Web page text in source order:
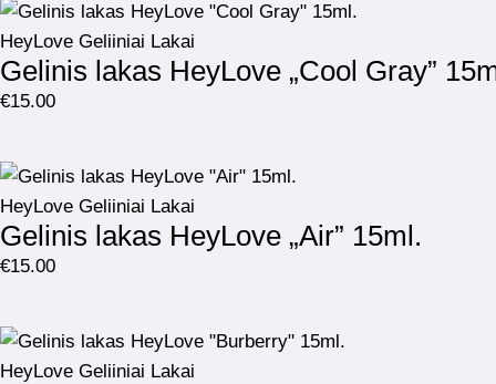
HeyLove Geliiniai Lakai
Gelinis lakas HeyLove „Cool Gray”
€15.00
HeyLove Geliiniai Lakai
Gelinis lakas HeyLove „Air” 15ml.
€15.00
HeyLove Geliiniai Lakai